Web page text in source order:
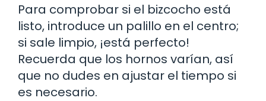
Para comprobar si el bizcocho está
listo, introduce un palillo en el centro;
si sale limpio, ¡está perfecto!
Recuerda que los hornos varían, así
que no dudes en ajustar el tiempo si
es necesario.